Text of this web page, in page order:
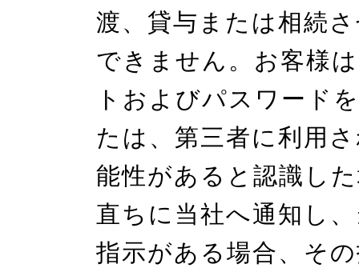
渡、貸与または相続
できません。お客様
トおよびパスワード
たは、第三者に利用
能性があると認識し
直ちに当社へ通知し
指示がある場合、そ